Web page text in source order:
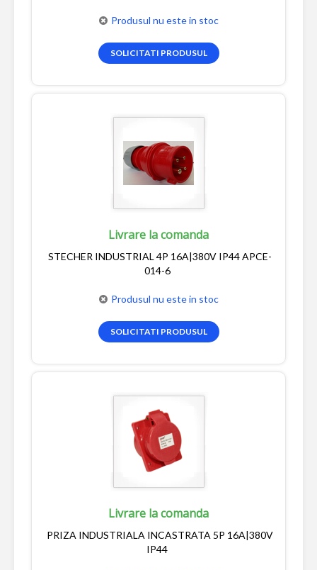
Produsul nu este in stoc
SOLICITATI PRODUSUL
Livrare la comanda
STECHER INDUSTRIAL 4P 16A|380V IP44 APCE-
014-6
Produsul nu este in stoc
SOLICITATI PRODUSUL
Livrare la comanda
PRIZA INDUSTRIALA INCASTRATA 5P 16A|380V
IP44